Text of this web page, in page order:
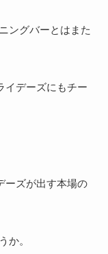
ングバーとはまた
イデーズにもチー
ーズが出す本場の
か。